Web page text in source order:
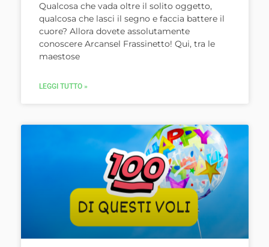
Qualcosa che vada oltre il solito oggetto,
qualcosa che lasci il segno e faccia battere il
cuore? Allora dovete assolutamente
conoscere Arcansel Frassinetto! Qui, tra le
maestose
LEGGI TUTTO »